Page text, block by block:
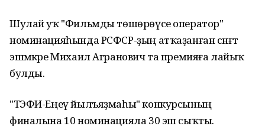
Шулай уҡ "Фильмды төшөрөүсе оператор"
номинацияһында РСФСР-ҙың атҡаҙанған сәнғәт
эшмәкәре Михаил Агранович та премияға лайыҡ
булды.
"ТЭФИ-Еңеү йылъяҙмаһы" конкурсының
финалына 10 номинацияла 30 эш сыҡты.